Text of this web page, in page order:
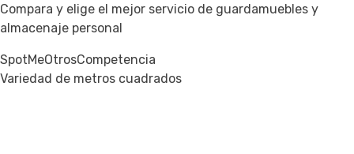
Compara y elige el mejor servicio de guardamuebles y
almacenaje personal
SpotMeOtrosCompetencia
Variedad de metros cuadrados